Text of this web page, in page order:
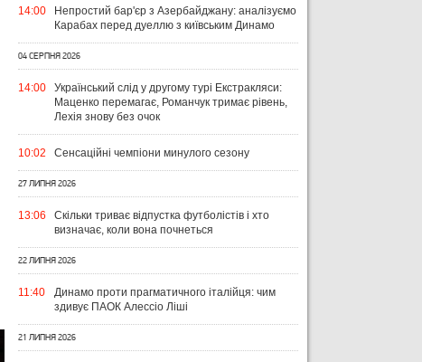
14:00
Непростий бар'єр з Азербайджану: аналізуємо
Карабах перед дуеллю з київським Динамо
04 СЕРПНЯ 2026
14:00
Український слід у другому турі Екстракляси:
Маценко перемагає, Романчук тримає рівень,
Лехія знову без очок
10:02 Сенсаційні чемпіони минулого сезону
27 ЛИПНЯ 2026
13:06
Скільки триває відпустка футболістів і хто
визначає, коли вона почнеться
22 ЛИПНЯ 2026
11:40
Динамо проти прагматичного італійця: чим
здивує ПАОК Алессіо Ліші
21 ЛИПНЯ 2026